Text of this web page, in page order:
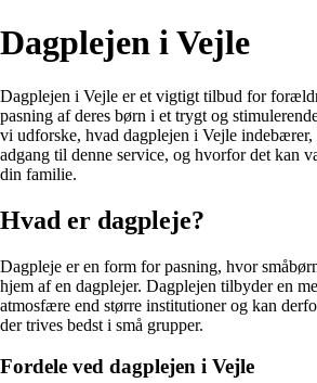
Dagplejen i Vejle
Dagplejen i Vejle er et vigtigt tilbud for
pasning af deres børn i et trygt og
vi udforske, hvad dagplejen i Vejle indebærer,
adgang til denne service, og hvorfor det kan
din familie.
Hvad er dagpleje?
Dagpleje er en form for pasning, hvor
hjem af en dagplejer. Dagplejen tilbyder en
atmosfære end større institutioner og kan
der trives bedst i små grupper.
Fordele ved dagplejen i Vejle